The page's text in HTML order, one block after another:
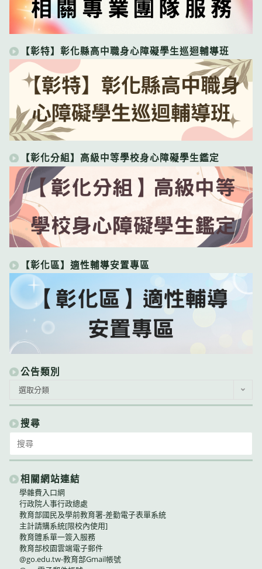
【彰特】彰化縣高中職身心障礙學生巡迴輔導班
【彰化分組】高級中等學校身心障礙學生鑑定
【彰化區】適性輔導安置專區
公告類別
類
別
選取分類
搜尋
for:
相關網站連結
學雜費入口網
行政院人事行政總處
教育部國民及學前教育署-差勤電子表單系統
主計請購系統[限校內使用]
教育體系單一簽入服務
教育部校園雲端電子郵件
@go.edu.tw-教育部Gmail帳號